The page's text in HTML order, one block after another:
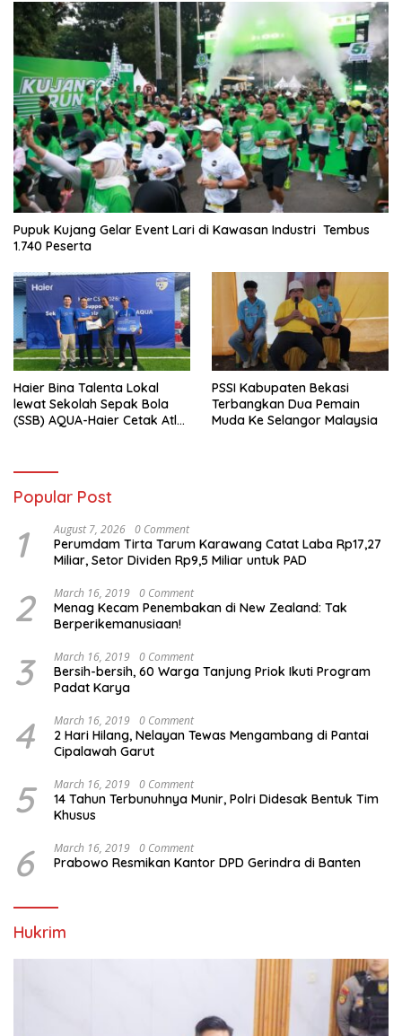
Pupuk Kujang Gelar Event Lari di Kawasan Industri Tembus
1.740 Peserta
Haier Bina Talenta Lokal
lewat Sekolah Sepak Bola
(SSB) AQUA-Haier Cetak Atlet
PSSI Kabupaten Bekasi
Terbangkan Dua Pemain
Muda Ke Selangor Malaysia
Popular Post
1 August 7, 2026 0 Comment
Perumdam Tirta Tarum Karawang Catat Laba Rp17,27
Miliar, Setor Dividen Rp9,5 Miliar untuk PAD
2 March 16, 2019 0 Comment
Menag Kecam Penembakan di New Zealand: Tak
Berperikemanusiaan!
3 March 16, 2019 0 Comment
Bersih-bersih, 60 Warga Tanjung Priok Ikuti Program
Padat Karya
4 March 16, 2019 0 Comment
2 Hari Hilang, Nelayan Tewas Mengambang di Pantai
Cipalawah Garut
5 March 16, 2019 0 Comment
14 Tahun Terbunuhnya Munir, Polri Didesak Bentuk Tim
Khusus
6 March 16, 2019 0 Comment
Prabowo Resmikan Kantor DPD Gerindra di Banten
Hukrim